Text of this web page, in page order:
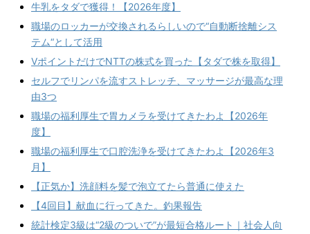
牛乳をタダで獲得！【2026年度】
職場のロッカーが交換されるらしいので“自動断捨離シス
テム“として活用
VポイントだけでNTTの株式を買った【タダで株を取得】
セルフでリンパを流すストレッチ、マッサージが最高な理
由3つ
職場の福利厚生で胃カメラを受けてきたわよ【2026年
度】
職場の福利厚生で口腔洗浄を受けてきたわよ【2026年3
月】
【正気か】洗顔料を髪で泡立てたら普通に使えた
【4回目】献血に行ってきた。釣果報告
統計検定3級は“2級のついで”が最短合格ルート｜社会人向